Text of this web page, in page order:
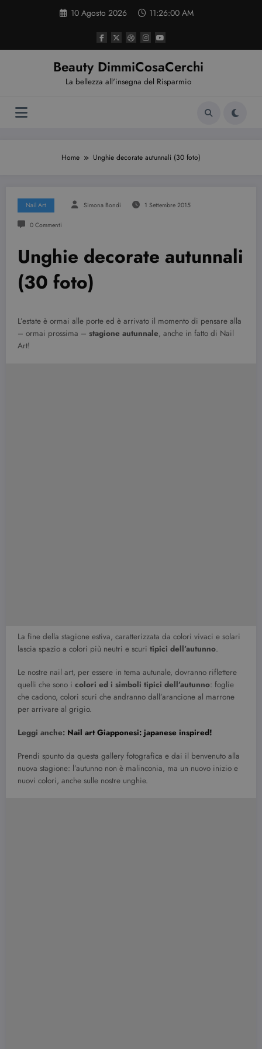
10 Agosto 2026 11:26:00 AM
Beauty DimmiCosaCerchi
La bellezza all'insegna del Risparmio
Home Unghie decorate autunnali (30 foto)
Nail Art Simona Bondi 1 Settembre 2015
0 Commenti
Unghie decorate autunnali
(30 foto)
L’estate è ormai alle porte ed è arrivato il momento di pensare alla
– ormai prossima – stagione autunnale, anche in fatto di Nail
Art!
La fine della stagione estiva, caratterizzata da colori vivaci e solari
lascia spazio a colori più neutri e scuri tipici dell’autunno.
Le nostre nail art, per essere in tema autunale, dovranno riflettere
quelli che sono i colori ed i simboli tipici dell’autunno: foglie
che cadono, colori scuri che andranno dall’arancione al marrone
per arrivare al grigio.
Leggi anche: Nail art Giapponesi: japanese inspired!
Prendi spunto da questa gallery fotografica e dai il benvenuto alla
nuova stagione: l’autunno non è malinconia, ma un nuovo inizio e
nuovi colori, anche sulle nostre unghie.